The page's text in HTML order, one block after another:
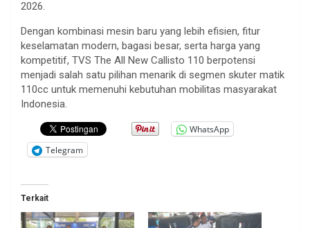
2026.
Dengan kombinasi mesin baru yang lebih efisien, fitur
keselamatan modern, bagasi besar, serta harga yang
kompetitif, TVS The All New Callisto 110 berpotensi
menjadi salah satu pilihan menarik di segmen skuter matik
110cc untuk memenuhi kebutuhan mobilitas masyarakat
Indonesia.
WhatsApp
Telegram
Terkait